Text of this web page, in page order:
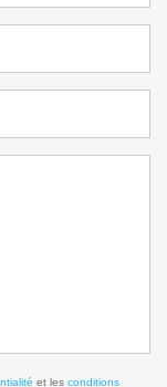
et les conditions